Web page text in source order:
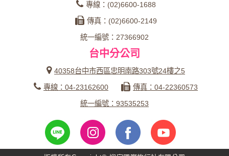
專線：(02)6600-1688
傳真：(02)6600-2149
統一編號：27366902
台中分公司
40358台中市西區忠明南路303號24樓之5
專線：04-23162600
傳真：04-22360573
統一編號：93535253